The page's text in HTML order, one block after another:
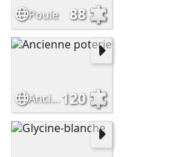
Poule 88
Ancienne poterie120